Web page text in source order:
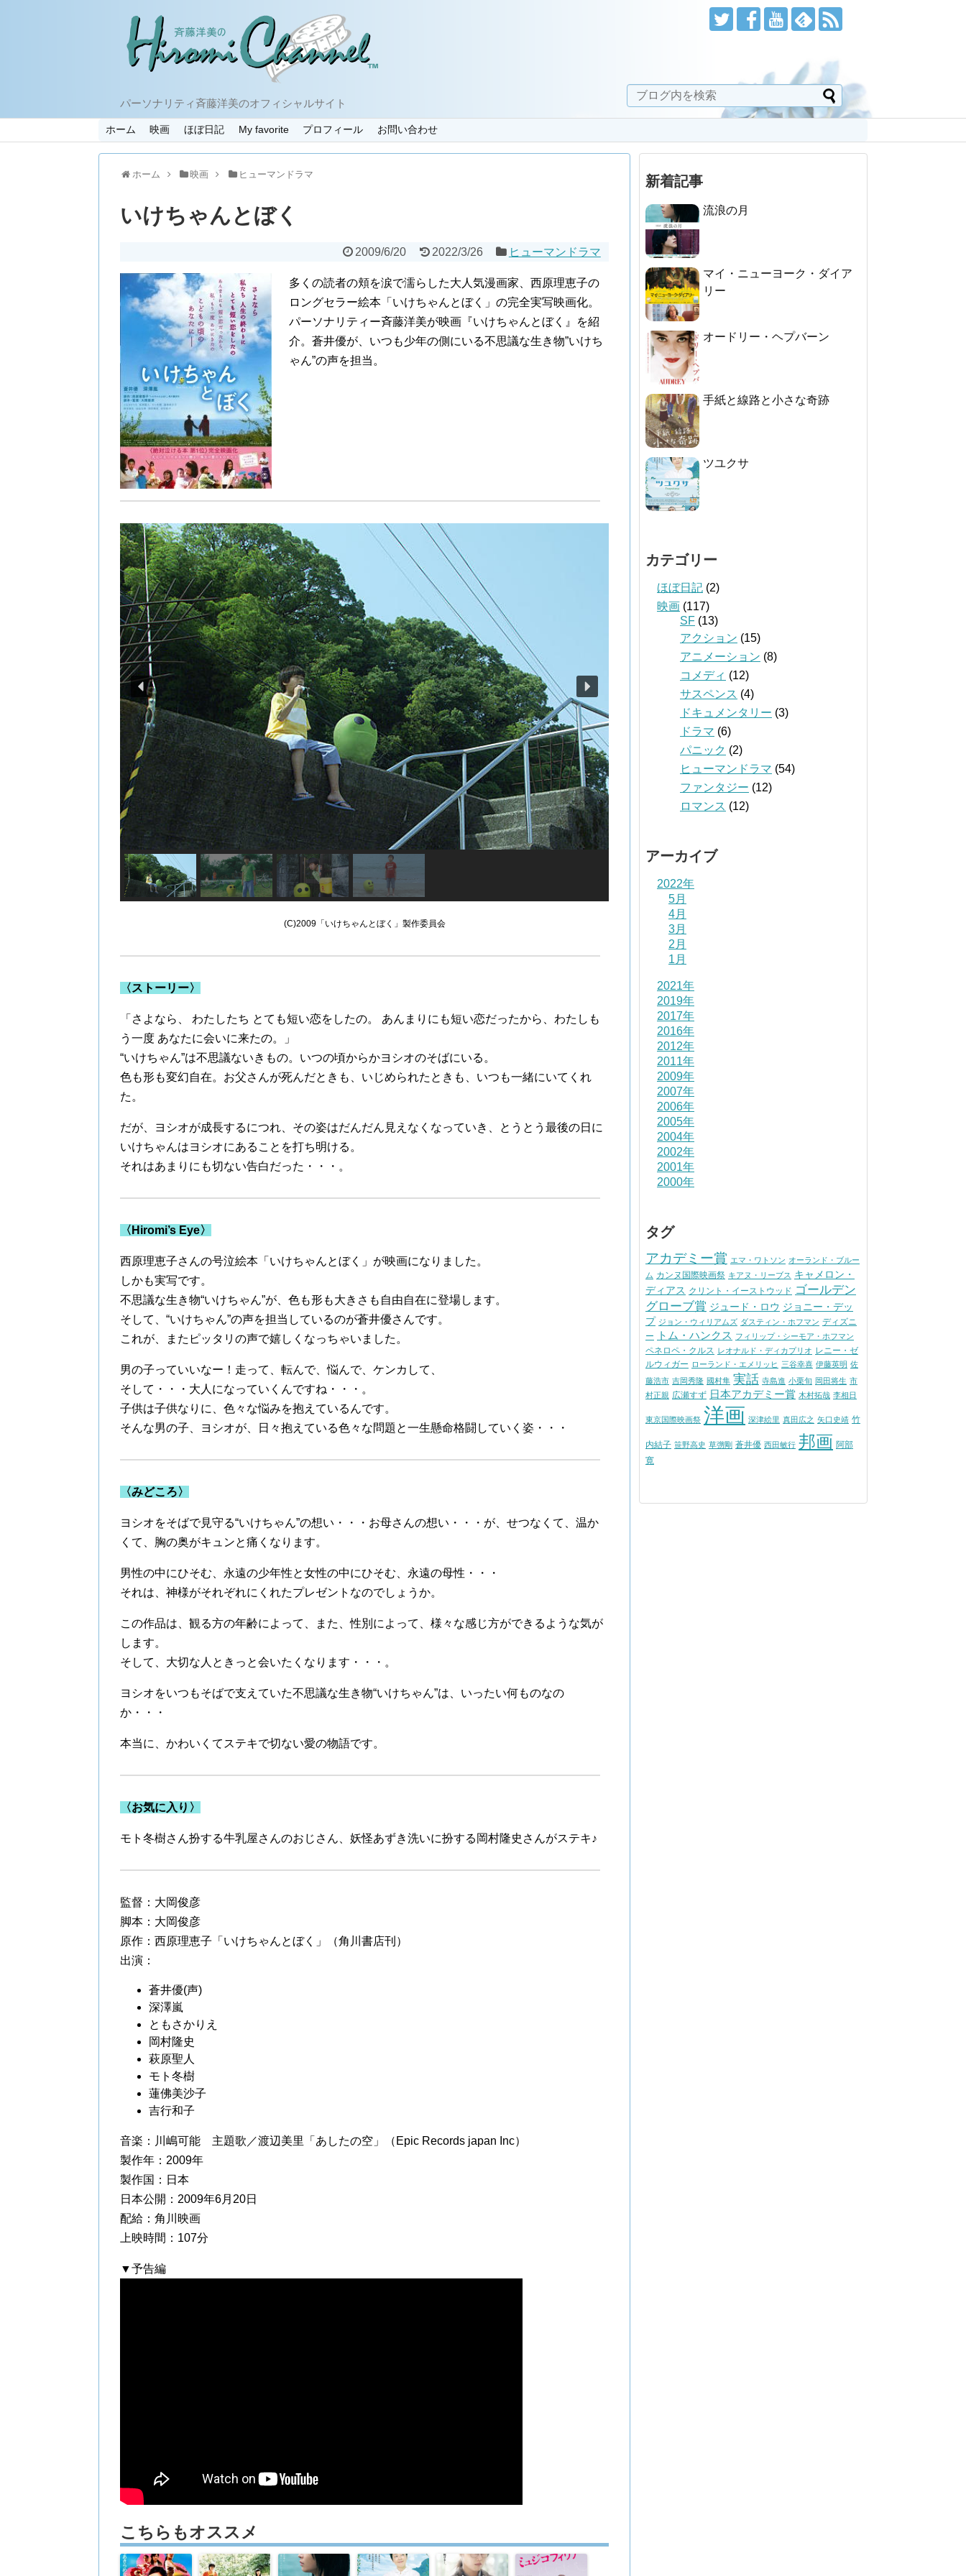
パーソナリティ斉藤洋美のオフィシャルサイト
ホーム 映画 ほぼ日記 My favorite プロフィール お問い合わせ
ホーム 映画 ヒューマンドラマ
いけちゃんとぼく
2009/6/20 2022/3/26 ヒューマンドラマ
多くの読者の頬を涙で濡らした大人気漫画家、西原理恵子の
ロングセラー絵本「いけちゃんとぼく」の完全実写映画化。
パーソナリティー斉藤洋美が映画『いけちゃんとぼく』を紹
介。蒼井優が、いつも少年の側にいる不思議な生き物”いけち
ゃん”の声を担当。
(C)2009「いけちゃんとぼく」製作委員会
〈ストーリー〉
「さよなら、 わたしたち とても短い恋をしたの。 あんまりにも短い恋だったから、わたしも
う一度 あなたに会いに来たの。」
“いけちゃん”は不思議ないきもの。いつの頃からかヨシオのそばにいる。
色も形も変幻自在。お父さんが死んだときも、いじめられたときも、いつも一緒にいてくれ
た。
だが、ヨシオが成長するにつれ、その姿はだんだん見えなくなっていき、とうとう最後の日に
いけちゃんはヨシオにあることを打ち明ける。
それはあまりにも切ない告白だった・・・。
〈Hiromi’s Eye〉
西原理恵子さんの号泣絵本「いけちゃんとぼく」が映画になりました。
しかも実写です。
不思議な生き物“いけちゃん”が、色も形も大きさも自由自在に登場します。
そして、“いけちゃん”の声を担当しているのが蒼井優さんです。
これが、またピッタリの声で嬉しくなっちゃいました。
男の子っていいなー！走って、転んで、悩んで、ケンカして、
そして・・・大人になっていくんですね・・・。
子供は子供なりに、色々な悩みを抱えているんです。
そんな男の子、ヨシオが、日々抱えている色々な問題と一生懸命格闘していく姿・・・
〈みどころ〉
ヨシオをそばで見守る“いけちゃん”の想い・・・お母さんの想い・・・が、せつなくて、温か
くて、胸の奥がキュンと痛くなります。
男性の中にひそむ、永遠の少年性と女性の中にひそむ、永遠の母性・・・
それは、神様がそれぞれにくれたプレゼントなのでしょうか。
この作品は、観る方の年齢によって、また、性別によって、様々な感じ方ができるような気が
します。
そして、大切な人ときっと会いたくなります・・・。
ヨシオをいつもそばで支えていた不思議な生き物“いけちゃん”は、いったい何ものなの
か・・・
本当に、かわいくてステキで切ない愛の物語です。
〈お気に入り〉
モト冬樹さん扮する牛乳屋さんのおじさん、妖怪あずき洗いに扮する岡村隆史さんがステキ♪
監督：大岡俊彦
脚本：大岡俊彦
原作：西原理恵子「いけちゃんとぼく」（角川書店刊）
出演：
蒼井優(声)
深澤嵐
ともさかりえ
岡村隆史
萩原聖人
モト冬樹
蓮佛美沙子
吉行和子
音楽：川嶋可能 主題歌／渡辺美里「あしたの空」（Epic Records japan Inc）
製作年：2009年
製作国：日本
日本公開：2009年6月20日
配給：角川映画
上映時間：107分
▼予告編
こちらもオススメ
新着記事
流浪の月
マイ・ニューヨーク・ダイア
リー
オードリー・ヘプバーン
手紙と線路と小さな奇跡
ツユクサ
カテゴリー
ほぼ日記 (2)
映画 (117)
SF (13)
アクション (15)
アニメーション (8)
コメディ (12)
サスペンス (4)
ドキュメンタリー (3)
ドラマ (6)
パニック (2)
ヒューマンドラマ (54)
ファンタジー (12)
ロマンス (12)
アーカイブ
2022年
5月
4月
3月
2月
1月
2021年
2019年
2017年
2016年
2012年
2011年
2009年
2007年
2006年
2005年
2004年
2002年
2001年
2000年
タグ
アカデミー賞 エマ・ワトソン オーランド・ブルー
ム カンヌ国際映画祭 キアヌ・リーブス キャメロン・
ディアス クリント・イーストウッド ゴールデン
グローブ賞 ジュード・ロウ ジョニー・デッ
プ ジョン・ウィリアムズ ダスティン・ホフマン ディズニ
ー
トム・ハンクス フィリップ・シーモア・ホフマン
ペネロペ・クルス レオナルド・ディカプリオ レニー・ゼ
ルウィガー ローランド・エメリッヒ 三谷幸喜 伊藤英明 佐
藤浩市 吉岡秀隆 國村隼 実話 寺島進 小栗旬 岡田将生 市
村正親 広瀬すず 日本アカデミー賞 木村拓哉 李相日
東京国際映画祭 洋画 深津絵里 真田広之 矢口史靖 竹
内結子 笹野高史 草彅剛 蒼井優 西田敏行 邦画 阿部
寛